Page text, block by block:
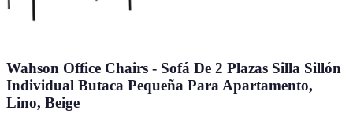
Wahson Office Chairs - Sofá De 2 Plazas Silla Sillón
Individual Butaca Pequeña Para Apartamento,
Lino, Beige